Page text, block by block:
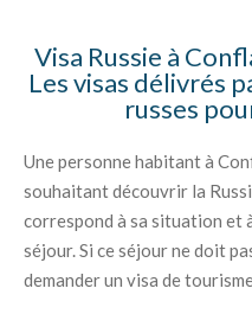
Visa Russie à
Les visas délivrés
russes
Une personne habitant à
souhaitant découvrir la
correspond à sa situation et
séjour. Si ce séjour ne doit
demander un visa de